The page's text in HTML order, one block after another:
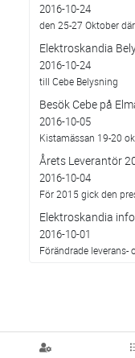
2016-10-24
den 25-27 Oktober
Elektroskandia
2016-10-24
till Cebe Belysning
Besök Cebe på
2016-10-05
Kistamässan 19-20
Årets Leverantör
2016-10-04
För 2015 gick den
Elektroskandia
2016-10-01
Förändrade